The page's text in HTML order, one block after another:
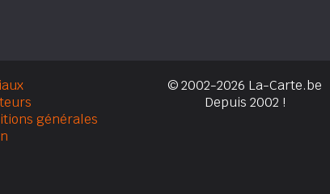
générales
© 2002-2026 La-Carte.be
Depuis 2002 !